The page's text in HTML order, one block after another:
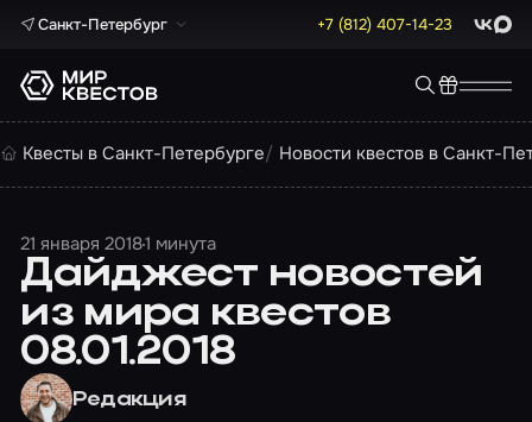
Санкт-Петербург +7 (812) 407-14-23 Max
Квесты в Санкт-Петербурге Новости квестов в Санкт-
21 января 20181 минута
Дайджест новостей
из мира квестов
08.01.2018
Редакция